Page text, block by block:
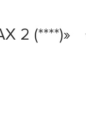
2 (****)»